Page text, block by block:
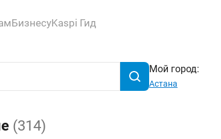
БизнесуKaspi Гид
Мой город:
Астана
(314)